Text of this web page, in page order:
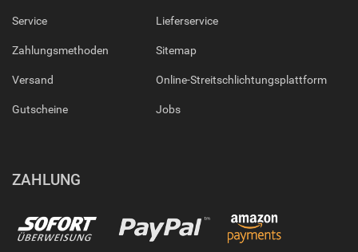
Service
Zahlungsmethoden
Versand
Gutscheine
Lieferservice
Sitemap
Online-Streitschlichtungsplattform
Jobs
ZAHLUNG